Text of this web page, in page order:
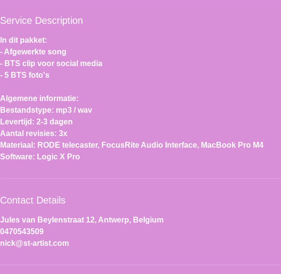
Service Description
In dit pakket:
- Afgewerkte song
- BTS clip voor social media
- 5 BTS foto's
Algemene informatie:
Bestandstype: mp3 / wav
Levertijd: 2-3 dagen
Aantal revisies: 3x
Materiaal: RODE telecaster, FocusRite Audio Interface, MacBook Pro M4
Software: Logic X Pro
Contact Details
Jules van Beylenstraat 12, Antwerp, Belgium
0470543509
nick@st-artist.com